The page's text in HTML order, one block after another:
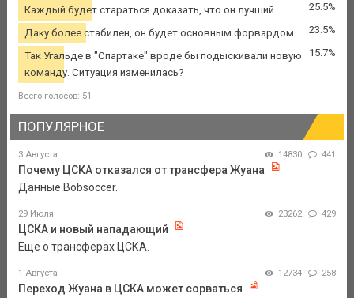
Каждый будет стараться доказать, что он лучший 25.5%
Даку более стабилен, он будет основным форвардом 23.5%
Так Угальде в "Спартаке" вроде бы подыскивали новую
команду. Ситуация изменилась?
15.7%
Всего голосов: 51
ПОПУЛЯРНОЕ
3 Августа 14830 441
Почему ЦСКА отказался от трансфера Жуана
Данные Bobsoccer.
29 Июля 23262 429
ЦСКА и новый нападающий
Еще о трансферах ЦСКА.
1 Августа 12734 258
Переход Жуана в ЦСКА может сорваться